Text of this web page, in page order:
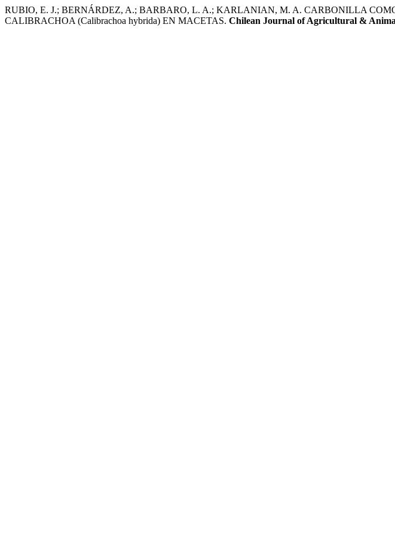
RUBIO, E. J.; BERNÁRDEZ, A.; BARBARO, L. A.; KARLANIAN, M. A. CARBONILLA
CALIBRACHOA (Calibrachoa hybrida) EN MACETAS. Chilean Journal of Agricultural &